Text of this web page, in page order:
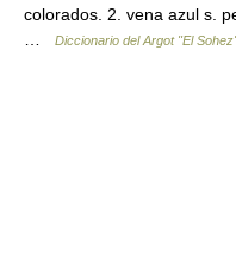
colorados. 2. vena azul s.
Diccionario del Argot "El